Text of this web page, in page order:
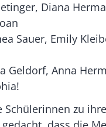
Diana
Sauer, Emily
Geldorf, Anna
Schülerinnen zu